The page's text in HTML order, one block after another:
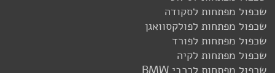
שכפול מפתחות לסקודה
שכפול מפתחות לפולקסוואגן
שכפול מפתחות לפורד
שכפול מפתחות לקיה
שכפול מפתחות לרכבי BMW